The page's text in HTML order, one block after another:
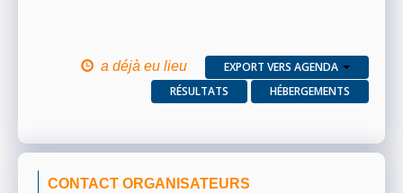
a déjà eu lieu
EXPORT VERS AGENDA
RÉSULTATS
HÉBERGEMENTS
CONTACT ORGANISATEURS